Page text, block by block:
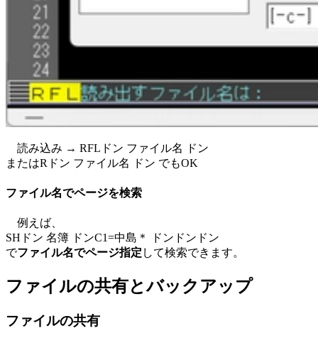
読み込み → RFLドン ファイル名 ドン
またはRドン ファイル名 ドン でもOK
ファイル名でページを検索
例えば、
SHドン 名簿 ドンC1=中島＊ ドンドンドン
でファイル名でページ指定 して検索できます。
ファイルの共有とバックアップ
ファイルの共有